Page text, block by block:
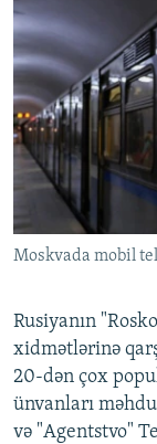
Moskvada mobil
Rusiyanın
xidmətlərinə
20-dən çox
ünvanları
və "Agentstvo"